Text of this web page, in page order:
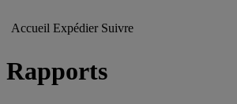
Accueil Expédier Suivre
Rapports